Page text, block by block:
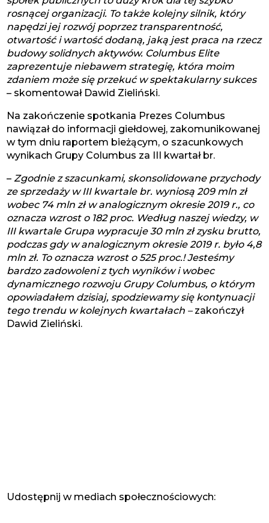
rosnącej organizacji. To także kolejny silnik, który
napędzi jej rozwój poprzez transparentność,
otwartość i wartość dodaną, jaką jest praca na rzecz
budowy solidnych aktywów. Columbus Elite
zaprezentuje niebawem strategię, która moim
zdaniem może się przekuć w spektakularny sukces
– skomentował Dawid Zieliński.
Na zakończenie spotkania Prezes Columbus
nawiązał do informacji giełdowej, zakomunikowanej
w tym dniu raportem bieżącym, o szacunkowych
wynikach Grupy Columbus za III kwartał br.
–Zgodnie z szacunkami, skonsolidowane przychody
ze sprzedaży w III kwartale br. wyniosą 209 mln zł
wobec 74 mln zł w analogicznym okresie 2019 r., co
oznacza wzrost o 182 proc. Według naszej wiedzy, w
III kwartale Grupa wypracuje 30 mln zł zysku brutto,
podczas gdy w analogicznym okresie 2019 r. było 4,8
mln zł. To oznacza wzrost o 525 proc.! Jesteśmy
bardzo zadowoleni z tych wyników i wobec
dynamicznego rozwoju Grupy Columbus, o którym
opowiadałem dzisiaj, spodziewamy się kontynuacji
tego trendu w kolejnych kwartałach –zakończył
Dawid Zieliński.
Udostępnij w mediach społecznościowych: